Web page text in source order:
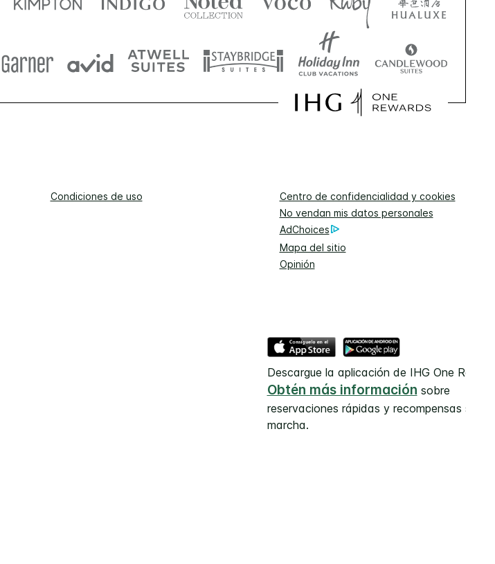
Condiciones de uso
Centro de confidencialidad y cookies
No vendan mis datos personales
AdChoices
Mapa del sitio
Opinión
Descargue la aplicación de IHG One
Obtén más información sobre
reservaciones rápidas y recompensas
marcha.